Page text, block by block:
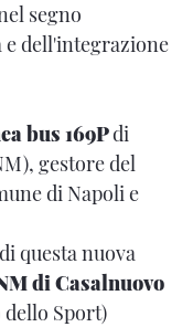
segno
dell'integrazione
bus 169Pdi
gestore del
di Napoli e
questa nuova
di Casalnuovo
dello Sport)